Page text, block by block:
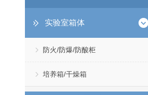
实验室箱体
防火/防爆/防酸柜
培养箱/干燥箱